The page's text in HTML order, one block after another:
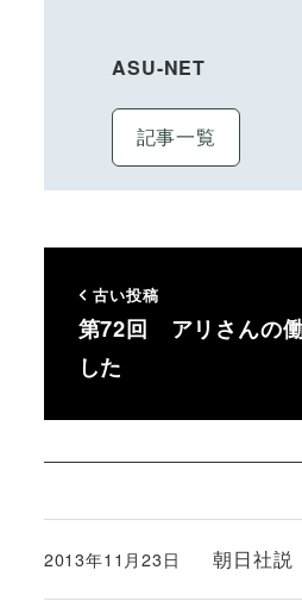
ASU-NET
記事一覧
古い投稿
第72回 アリさんの
した
朝日社
投稿日
2013年11月23日